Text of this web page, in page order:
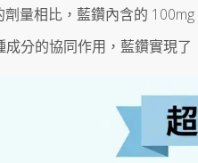
劑量相比，藍鑽內含的
成分的協同作用，藍鑽實現